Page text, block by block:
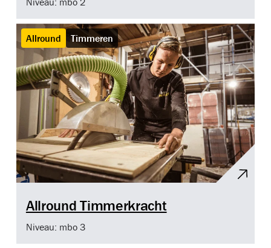
Allround Timmeren
Allround Timmerkracht
Niveau: mbo 3